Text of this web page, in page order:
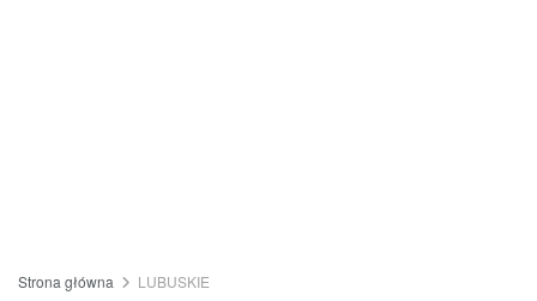
Strona główna LUBUSKIE